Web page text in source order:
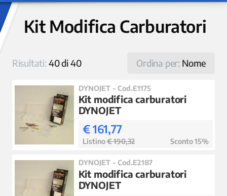
Kit Modifica Carburatori
Ordina per: Nome
Risultati:40 di 40
DYNOJET - Cod.E1175
Kit modifica carburatori
DYNOJET
€ 161,77
Listino€ 190,32 Sconto 15%
DYNOJET - Cod.E2187
Kit modifica carburatori
DYNOJET